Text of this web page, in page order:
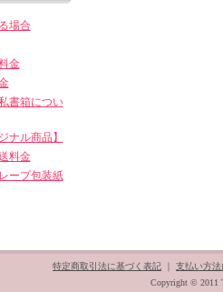
場合
金
書箱につい
ナル商品】
料金
ープ包装紙
特定商取引法に基づく表記
支払い方
Copyright © 2011